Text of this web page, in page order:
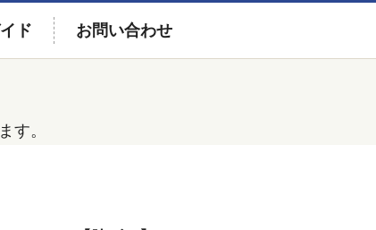
ド お問い合わせ
す。